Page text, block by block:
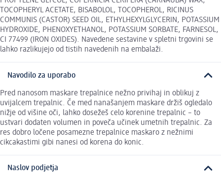
TOCOPHERYL ACETATE, BISABOLOL, TOCOPHEROL, RICINUS
COMMUNIS (CASTOR) SEED OIL, ETHYLHEXYLGLYCERIN, POTASSIUM
HYDROXIDE, PHENOXYETHANOL, POTASSIUM SORBATE, FARNESOL,
CI 77499 (IRON OXIDES). Navedene sestavine v spletni trgovini se
lahko razlikujejo od tistih navedenih na embalaži.
Navodilo za uporabo
Pred nanosom maskare trepalnice nežno privihaj in oblikuj z
uvijalcem trepalnic. Če med nanašanjem maskare držiš ogledalo
nižje od višine oči, lahko dosežeš celo korenine trepalnic – to
ustvari dodaten volumen in poveča učinek umetnih trepalnic. Za
res dobro ločene posamezne trepalnice maskaro z nežnimi
cikcakastimi gibi nanesi od korena do konic.
Naslov podjetja